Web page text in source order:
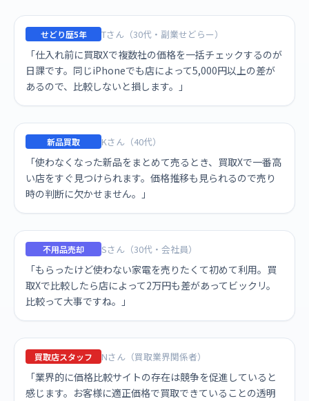
せどり歴5年 Tさん（30代・副業せどらー）
「仕入れ前に買取Xで複数社の価格を一括チェックするのが
日課です。同じiPhoneでも店によって5,000円以上の差が
あるので、比較しないと損します。」
新品買取 Kさん（40代）
「使わなくなった新品をまとめて売るとき、買取Xで一番高
い店をすぐ見つけられます。価格推移も見られるので売り
時の判断に欠かせません。」
不用品売却 Sさん（30代・会社員）
「もらったけど使わない家電を売りたくて初めて利用。買
取Xで比較したら店によって2万円も差があってビックリ。
比較って大事ですね。」
買取店スタッフ Nさん（買取業界関係者）
「業界的に価格比較サイトの存在は競争を促進していると
感じます。お客様に適正価格で買取できていることの透明